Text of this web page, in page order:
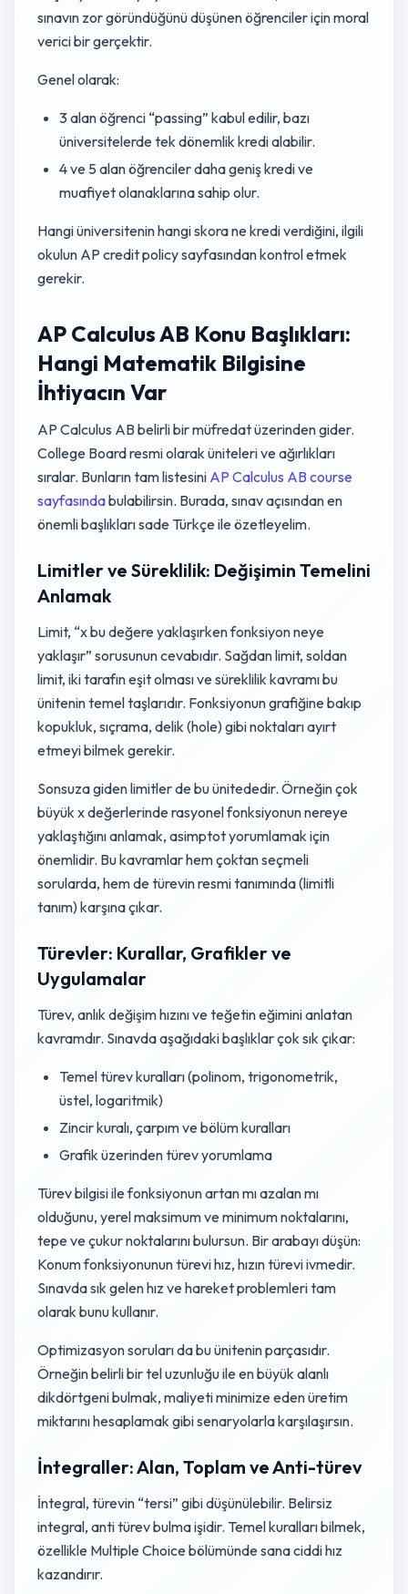
sınavın zor göründüğünü düşünen öğrenciler için moral
verici bir gerçektir.
Genel olarak:
3 alan öğrenci “passing” kabul edilir, bazı
üniversitelerde tek dönemlik kredi alabilir.
4 ve 5 alan öğrenciler daha geniş kredi ve
muafiyet olanaklarına sahip olur.
Hangi üniversitenin hangi skora ne kredi verdiğini, ilgili
okulun AP credit policy sayfasından kontrol etmek
gerekir.
AP Calculus AB Konu Başlıkları:
Hangi Matematik Bilgisine
İhtiyacın Var
AP Calculus AB belirli bir müfredat üzerinden gider.
College Board resmi olarak üniteleri ve ağırlıkları
sıralar. Bunların tam listesini AP Calculus AB course
sayfasındabulabilirsin. Burada, sınav açısından en
önemli başlıkları sade Türkçe ile özetleyelim.
Limitler ve Süreklilik: Değişimin Temelini
Anlamak
Limit, “x bu değere yaklaşırken fonksiyon neye
yaklaşır” sorusunun cevabıdır. Sağdan limit, soldan
limit, iki tarafın eşit olması ve süreklilik kavramı bu
ünitenin temel taşlarıdır. Fonksiyonun grafiğine bakıp
kopukluk, sıçrama, delik (hole) gibi noktaları ayırt
etmeyi bilmek gerekir.
Sonsuza giden limitler de bu ünitededir. Örneğin çok
büyük x değerlerinde rasyonel fonksiyonun nereye
yaklaştığını anlamak, asimptot yorumlamak için
önemlidir. Bu kavramlar hem çoktan seçmeli
sorularda, hem de türevin resmi tanımında (limitli
tanım) karşına çıkar.
Türevler: Kurallar, Grafikler ve
Uygulamalar
Türev, anlık değişim hızını ve teğetin eğimini anlatan
kavramdır. Sınavda aşağıdaki başlıklar çok sık çıkar:
Temel türev kuralları (polinom, trigonometrik,
üstel, logaritmik)
Zincir kuralı, çarpım ve bölüm kuralları
Grafik üzerinden türev yorumlama
Türev bilgisi ile fonksiyonun artan mı azalan mı
olduğunu, yerel maksimum ve minimum noktalarını,
tepe ve çukur noktalarını bulursun. Bir arabayı düşün:
Konum fonksiyonunun türevi hız, hızın türevi ivmedir.
Sınavda sık gelen hız ve hareket problemleri tam
olarak bunu kullanır.
Optimizasyon soruları da bu ünitenin parçasıdır.
Örneğin belirli bir tel uzunluğu ile en büyük alanlı
dikdörtgeni bulmak, maliyeti minimize eden üretim
miktarını hesaplamak gibi senaryolarla karşılaşırsın.
İntegraller: Alan, Toplam ve Anti-türev
İntegral, türevin “tersi” gibi düşünülebilir. Belirsiz
integral, anti türev bulma işidir. Temel kuralları bilmek,
özellikle Multiple Choice bölümünde sana ciddi hız
kazandırır.